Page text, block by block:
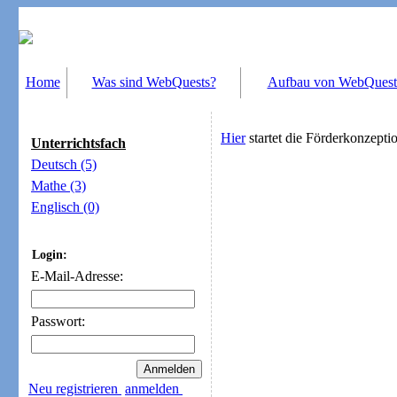
Home Was sind WebQuests? Aufbau von
Unterrichtsfach
Deutsch (5)
Mathe (3)
Englisch (0)
Login:
E-Mail-Adresse:
Passwort:
Neu registrieren anmelden
Hierstartet die